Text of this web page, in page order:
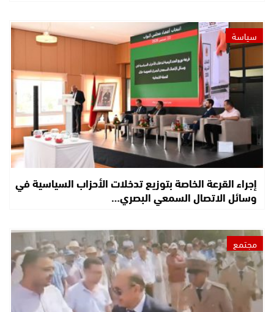
سياسة
إجراء القرعة الخاصة بتوزيع تدخلات الأحزاب السياسية في
وسائل الاتصال السمعي البصري…
مجتمع